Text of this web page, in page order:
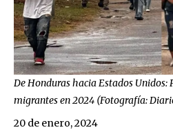
De Honduras hacia Estados Unidos:
migrantes en 2024 (Fotografía:
20 de enero, 2024